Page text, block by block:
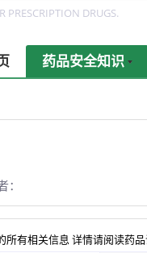
PRESCRIPTION DRUGS.
药品安全知识
：
所有相关信息 详情请阅读药